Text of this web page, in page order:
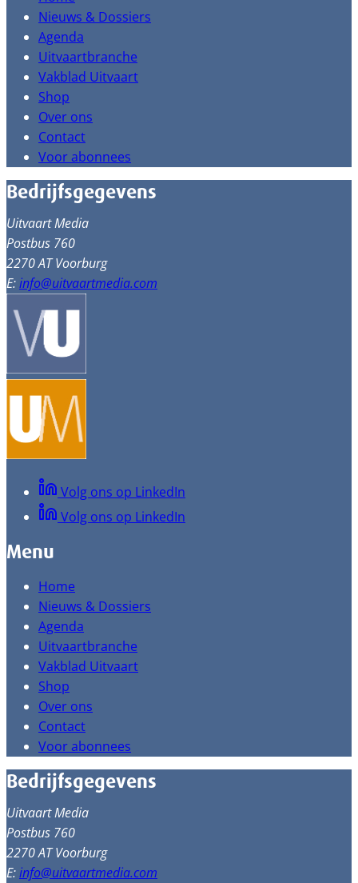
Nieuws & Dossiers
Agenda
Uitvaartbranche
Vakblad Uitvaart
Shop
Over ons
Contact
Voor abonnees
Bedrijfsgegevens
Uitvaart Media
Postbus 760
2270 AT Voorburg
E:info@uitvaartmedia.com
Volg ons op LinkedIn
Volg ons op LinkedIn
Menu
Home
Nieuws & Dossiers
Agenda
Uitvaartbranche
Vakblad Uitvaart
Shop
Over ons
Contact
Voor abonnees
Bedrijfsgegevens
Uitvaart Media
Postbus 760
2270 AT Voorburg
E:info@uitvaartmedia.com